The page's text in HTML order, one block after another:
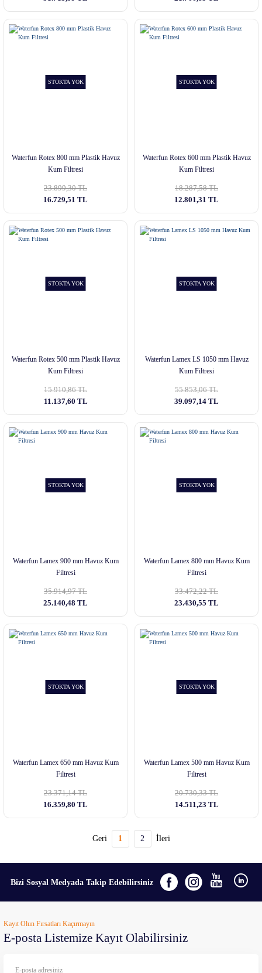
STOKTA YOK
Waterfun Rotex 800 mm Plastik Havuz
Kum Filtresi
23.899,30 TL
16.729,51 TL
STOKTA YOK
Waterfun Rotex 600 mm Plastik Havuz
Kum Filtresi
18.287,58 TL
12.801,31 TL
STOKTA YOK
Waterfun Rotex 500 mm Plastik Havuz
Kum Filtresi
15.910,86 TL
11.137,60 TL
STOKTA YOK
Waterfun Lamex LS 1050 mm Havuz
Kum Filtresi
55.853,06 TL
39.097,14 TL
STOKTA YOK
Waterfun Lamex 900 mm Havuz Kum
Filtresi
35.914,97 TL
25.140,48 TL
STOKTA YOK
Waterfun Lamex 800 mm Havuz Kum
Filtresi
33.472,22 TL
23.430,55 TL
STOKTA YOK
Waterfun Lamex 650 mm Havuz Kum
Filtresi
23.371,14 TL
16.359,80 TL
STOKTA YOK
Waterfun Lamex 500 mm Havuz Kum
Filtresi
20.730,33 TL
14.511,23 TL
1 2
Bizi Sosyal Medyada Takip Edebilirsiniz
Kayıt Olun Fırsatları Kaçırmayın
E-posta Listemize Kayıt Olabilirsiniz